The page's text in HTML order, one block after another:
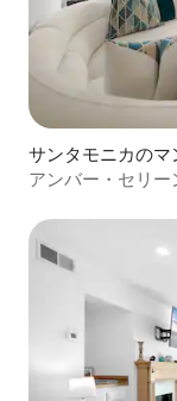
サンタモニカのマ
アンバー・セリ